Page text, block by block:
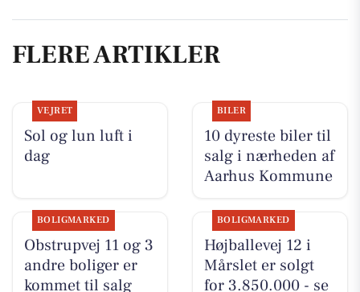
FLERE ARTIKLER
VEJRET
Sol og lun luft i
dag
BILER
10 dyreste biler til
salg i nærheden af
Aarhus Kommune
BOLIGMARKED
Obstrupvej 11 og 3
andre boliger er
kommet til salg
BOLIGMARKED
Højballevej 12 i
Mårslet er solgt
for 3.850.000 - se